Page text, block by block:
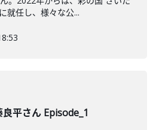
就任し、様々な公...
良平さん Episode_1